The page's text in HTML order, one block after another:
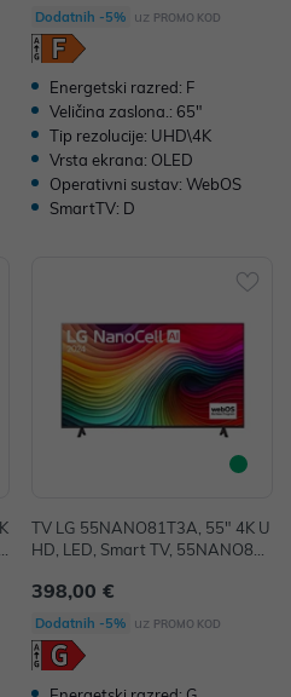
Dodatnih -5% uz PROMO KOD
Energetski razred: F
Veličina zaslona.: 65"
Tip rezolucije: UHD\4K
Vrsta ekrana: OLED
Operativni sustav: WebOS
SmartTV: D
TV LG 55NANO81T3A, 55" 4K U
HD, LED, Smart TV, 55NANO81T
398,00 €
Dodatnih -5% uz PROMO KOD